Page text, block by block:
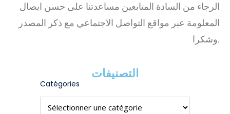
الرجاء من السادة المتابعين مساعدتنا على حسن ايصال
المعلومة عبر مواقع التواصل الاجتماعي مع ذكر المصدر
وشكرا.
التصنيفات
Catégories